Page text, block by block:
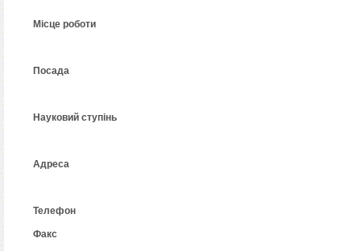
Місце роботи
Посада
Науковий ступінь
Адреса
Телефон
Факс